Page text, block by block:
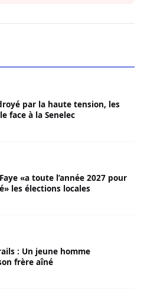
par la haute tension, les
face à la Senelec
«a toute l’année 2027 pour
les élections locales
: Un jeune homme
frère aîné